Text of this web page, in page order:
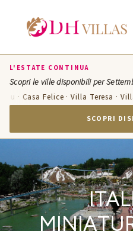
L'ESTATE CONTINUA
Scopri le ville disponibili per
Felice · Villa Teresa · Villa
SCOPRI